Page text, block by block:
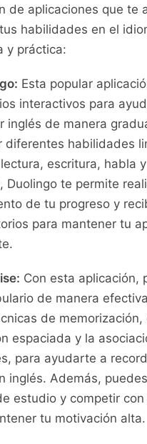
de aplicaciones‌ que te
⁤habilidades ⁤en ​el
y ⁢práctica:
Esta popular
‌interactivos ​para
inglés de manera
diferentes​ habilidades
escritura, habla‌
Duolingo⁣ te permite
de tu ⁢progreso y
para⁢ mantener tu
Con esta aplicación,
de ⁢manera
de ⁤memorización,
‌espaciada y la
para ayudarte ⁣a
inglés. Además,
estudio y‌ competir
tu motivación alta.